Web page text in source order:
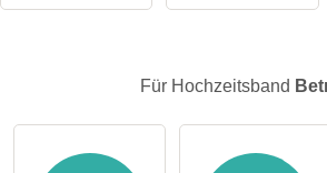
Klicken Sie hier um eineindividuelle
Für Hochzeitsband